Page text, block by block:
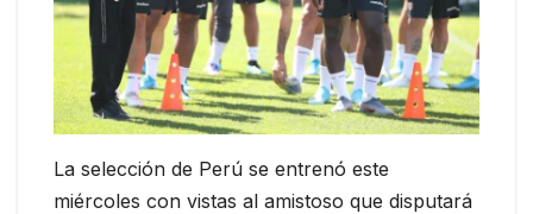
La selección de Perú se entrenó este
miércoles con vistas al amistoso que disputará